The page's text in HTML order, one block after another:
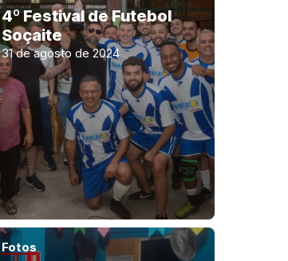
4º Festival de Futebol
Soçaite
31 de agosto de 2024
Fotos